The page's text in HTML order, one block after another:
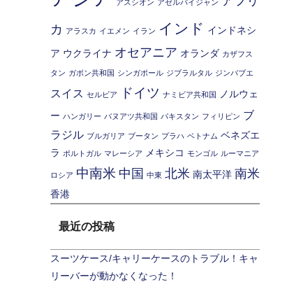
アスシオン アゼルバイジャン
カ アラスカ イエメン イラン インド インドネシ
ア ウクライナ オセアニア オランダ カザフス
タン ガボン共和国 シンガポール ジブラルタル ジンバブエ
スイス セルビア ドイツ ナミビア共和国
ノルウェ
ー ハンガリー バヌアツ共和国 パキスタン フィリピン ブ
ラジル ブルガリア ブータン プラハ ベトナム ベネズエ
ラ ポルトガル マレーシア メキシコ モンゴル ルーマニア
ロシア 中南米 中国 中東 北米 南太平洋 南米
香港
最近の投稿
スーツケース/キャリーケースのトラブル！キャ
リーバーが動かなくなった！